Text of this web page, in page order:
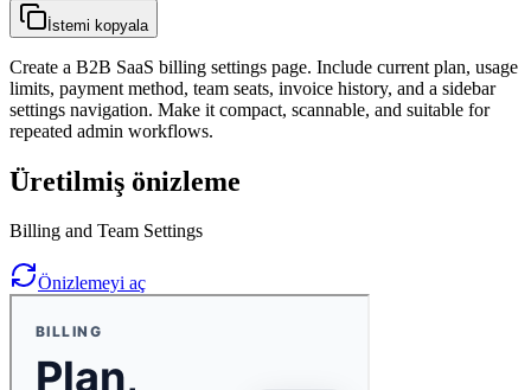
İstemi kopyala
Create a B2B SaaS billing settings page. Include current plan, usage
limits, payment method, team seats, invoice history, and a sidebar
settings navigation. Make it compact, scannable, and suitable for
repeated admin workflows.
Üretilmiş önizleme
Billing and Team Settings
Önizlemeyi aç